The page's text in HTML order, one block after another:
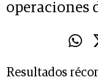
operaciones
Resultados